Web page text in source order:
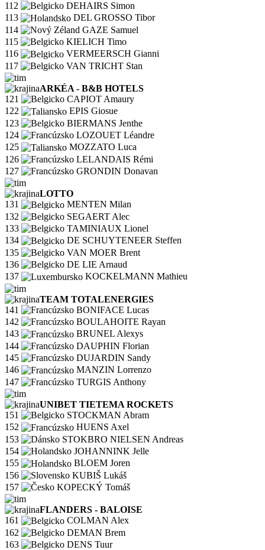
112
DEHAIRS Simon
113
DEL GROSSO Tibor
114
GAZE Samuel
115
KIELICH Timo
116
VERMEERSCH Gianni
117
VAN TRICHT Stan
ARKÉA - B&B HOTELS
121
CAPIOT Amaury
122
EPIS Giosue
123
BIERMANS Jenthe
124
LOZOUET Léandre
125
MOZZATO Luca
126
LELANDAIS Rémi
127
GRONDIN Donavan
LOTTO
131
MENTEN Milan
132
SEGAERT Alec
133
TAMINIAUX Lionel
134
DE SCHUYTENEER Steffen
135
VAN MOER Brent
136
DE LIE Arnaud
137
KOCKELMANN Mathieu
TEAM TOTALENERGIES
141
BONIFACE Lucas
142
BOULAHOITE Rayan
143
BRUNEL Alexys
144
DAUPHIN Florian
145
DUJARDIN Sandy
146
MANZIN Lorrenzo
147
TURGIS Anthony
UNIBET TIETEMA ROCKETS
151
STOCKMAN Abram
152
HUENS Axel
153
STOKBRO NIELSEN Andreas
154
JOHANNINK Jelle
155
BLOEM Joren
156
KUBIŠ Lukáš
157
KOPECKÝ Tomáš
FLANDERS - BALOISE
161
COLMAN Alex
162
DEMAN Brem
163
DENS Tuur